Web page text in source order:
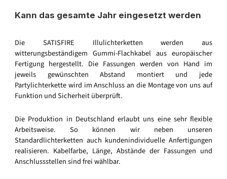
Kann das gesamte Jahr eingesetzt werden
Die SATISFIRE Illulichterketten werden aus
witterungsbeständigem Gummi-Flachkabel aus europäischer
Fertigung hergestellt. Die Fassungen werden von Hand im
jeweils gewünschten Abstand montiert und jede
Partylichterkette wird im Anschluss an die Montage von uns auf
Funktion und Sicherheit überprüft.
Die Produktion in Deutschland erlaubt uns eine sehr flexible
Arbeitsweise. So können wir neben unseren
Standardlichterketten auch kundenindividuelle Anfertigungen
realisieren. Kabelfarbe, Länge, Abstände der Fassungen und
Anschlussstellen sind frei wählbar.